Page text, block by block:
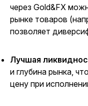
через Gold&FX
рынке товаров
позволяет
Лучшая
и глубина рынка,
цену при